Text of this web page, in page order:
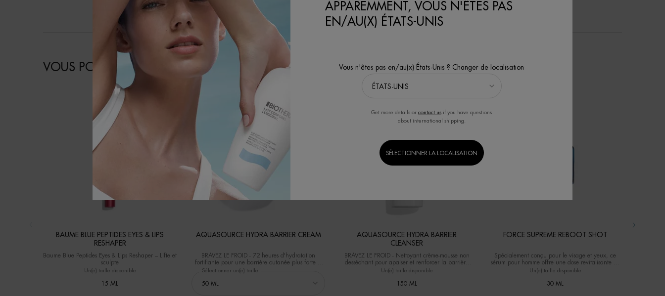
VOUS POURRIEZ AIMER
BAUME BLUE PEPTIDES EYES & LIPS
RESHAPER
Baume Blue Peptides Eyes & Lips Reshaper – Lifte et
sculpte
Un(e) taille disponible
15 ML
AQUASOURCE HYDRA BARRIER CREAM
BRAVEZ LE FROID - 72 heures d'hydratation
fortifiante pour une barrière cutanée plus forte et
résistante¹. ¹Test instrumental sur 40 femmes après 1
Sélectionner un(e) taille
AQUASOURCE HYDRA BARRIER
CLEANSER
BRAVEZ LE FROID - Nettoyant crème-mousse non
desséchant pour apaiser et renforcer la barrière
cutanée dès la première utilisation.
Un(e) taille disponible
150 ML
FORCE SUPREME REBOOT SHOT
Spécialement conçu pour le visage et yeux, ce
sérum pour homme offre une dose revitalisante de
12% de Vitamine C pure.
Un(e) taille disponible
30 ML
APPAREMMENT, VOUS N'ÊTES PAS
EN/AU(X) ÉTATS-UNIS
Vous n'êtes pas en/au(x) États-Unis ? Changer de localisation
Get more details or contact us if you have questions
about international shipping.
SÉLECTIONNER LA LOCALISATION